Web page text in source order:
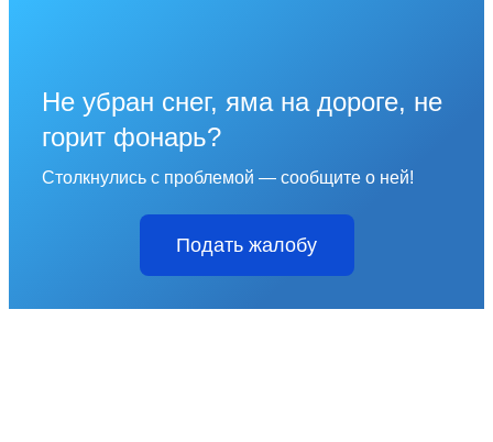
Не убран снег, яма на дороге, не
горит фонарь?
Столкнулись с проблемой — сообщите о ней!
Подать жалобу